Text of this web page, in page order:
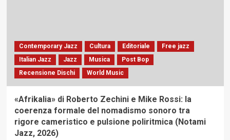
Pietrafitta-
Perugia,
una
pagina
del
rap
italiano
Contemporary Jazz Cultura Editoriale
Free jazz
Italian Jazz
Jazz Musica
Post Bop
Recensione Dischi
World Music
«Afrikalia» di Roberto Zechini e Mike Rossi: la
coerenza formale del nomadismo sonoro tra
rigore cameristico e pulsione poliritmica (Notami
Jazz, 2026)